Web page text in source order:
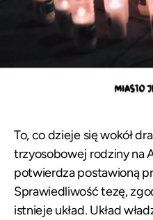
To, co dzieje się wokół
trzyosobowej rodziny na
potwierdza postawioną
Sprawiedliwość tezę,
istnieje układ. Układ